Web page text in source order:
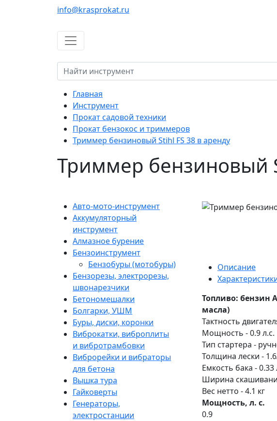
info@krasprokat.ru
Главная
Инструмент
Прокат садовой техники
Прокат бензокос и триммеров
Триммер бензиновый Stihl FS 38 в аренду
Триммер бензиновый
Авто-мото-инструмент
Аккумуляторный
инструмент
Алмазное бурение
Бензоинструмент
Бензобуры (мотобуры)
Бензорезы, электрорезы,
швонарезчики
Бетономешалки
Болгарки, УШМ
Буры, диски, коронки
Виброкатки, виброплиты
и вибротрамбовки
Виброрейки и вибраторы
для бетона
Вышка тура
Гайковерты
Генераторы,
электростанции
Описание
Топливо: бензин
масла)
Тактность
Мощность - 0.9 л.с.
Тип стартера -
Толщина лески -
Емкость бака - 0.33
Ширина
Вес нетто - 4.1 кг
Мощность, л. с.
0.9